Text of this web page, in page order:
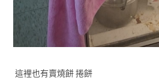
這裡也有賣燒餅 捲餅